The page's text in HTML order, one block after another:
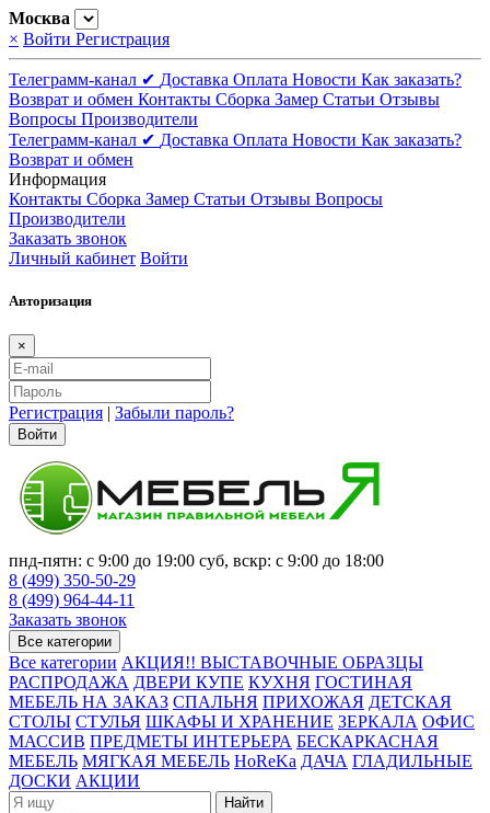
Москва
× Войти Регистрация
Телеграмм-канал ✔ Доставка Оплата Новости Как заказать?
Возврат и обмен Контакты Сборка Замер Статьи Отзывы
Вопросы Производители
Телеграмм-канал ✔ Доставка Оплата Новости Как заказать?
Возврат и обмен
Информация
Контакты Сборка Замер Статьи Отзывы Вопросы
Производители
Заказать звонок
Личный кабинет Войти
Авторизация
×
Регистрация | Забыли пароль?
Войти
пнд-пятн: с 9:00 до 19:00 суб, вскр: с 9:00 до 18:00
8 (499) 350-50-29
8 (499) 964-44-11
Заказать звонок
Все категории
Все категории АКЦИЯ!! ВЫСТАВОЧНЫЕ ОБРАЗЦЫ
РАСПРОДАЖА ДВЕРИ КУПЕ КУХНЯ ГОСТИНАЯ
МЕБЕЛЬ НА ЗАКАЗ СПАЛЬНЯ ПРИХОЖАЯ ДЕТСКАЯ
СТОЛЫ СТУЛЬЯ ШКАФЫ И ХРАНЕНИЕ ЗЕРКАЛА ОФИС
МАССИВ ПРЕДМЕТЫ ИНТЕРЬЕРА БЕСКАРКАСНАЯ
МЕБЕЛЬ МЯГКАЯ МЕБЕЛЬ HoReKa ДАЧА ГЛАДИЛЬНЫЕ
ДОСКИ АКЦИИ
Найти